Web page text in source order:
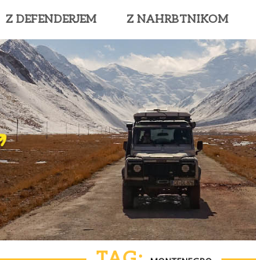
Z DEFENDERJEM Z NAHRBTNIKOM